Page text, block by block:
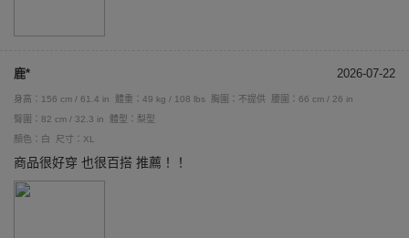
鹿* 2026-07-22
身高：156 cm / 61.4 in 體重：49 kg / 108 lbs 胸圍：不提供
腰圍：66 cm / 26 in
臀圍：82 cm / 32.3 in
體型：梨型
顏色：白
尺寸：XL
商品很好穿 也很百搭 推薦！！